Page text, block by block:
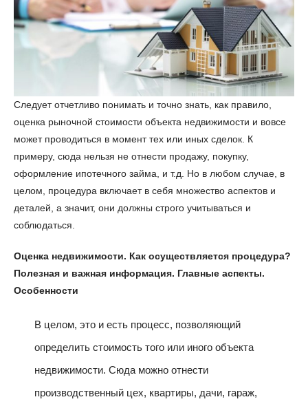
Следует отчетливо понимать и точно знать, как правило,
оценка рыночной стоимости объекта недвижимости и вовсе
может проводиться в момент тех или иных сделок. К
примеру, сюда нельзя не отнести продажу, покупку,
оформление ипотечного займа, и т.д. Но в любом случае, в
целом, процедура включает в себя множество аспектов и
деталей, а значит, они должны строго учитываться и
соблюдаться.
Оценка недвижимости. Как осуществляется процедура?
Полезная и важная информация. Главные аспекты.
Особенности
В целом, это и есть процесс, позволяющий
определить стоимость того или иного объекта
недвижимости. Сюда можно отнести
производственный цех, квартиры, дачи, гараж,